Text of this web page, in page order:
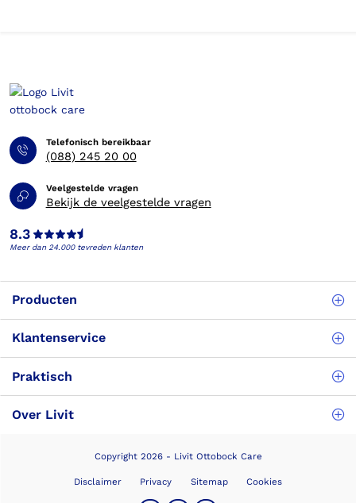
Telefonisch bereikbaar
(088) 245 20 00
Veelgestelde vragen
Bekijk de veelgestelde vragen
8.3
Meer dan 24.000 tevreden klanten
Producten
Klantenservice
Praktisch
Over Livit
Copyright 2026 - Livit Ottobock Care
Disclaimer Privacy Sitemap Cookies